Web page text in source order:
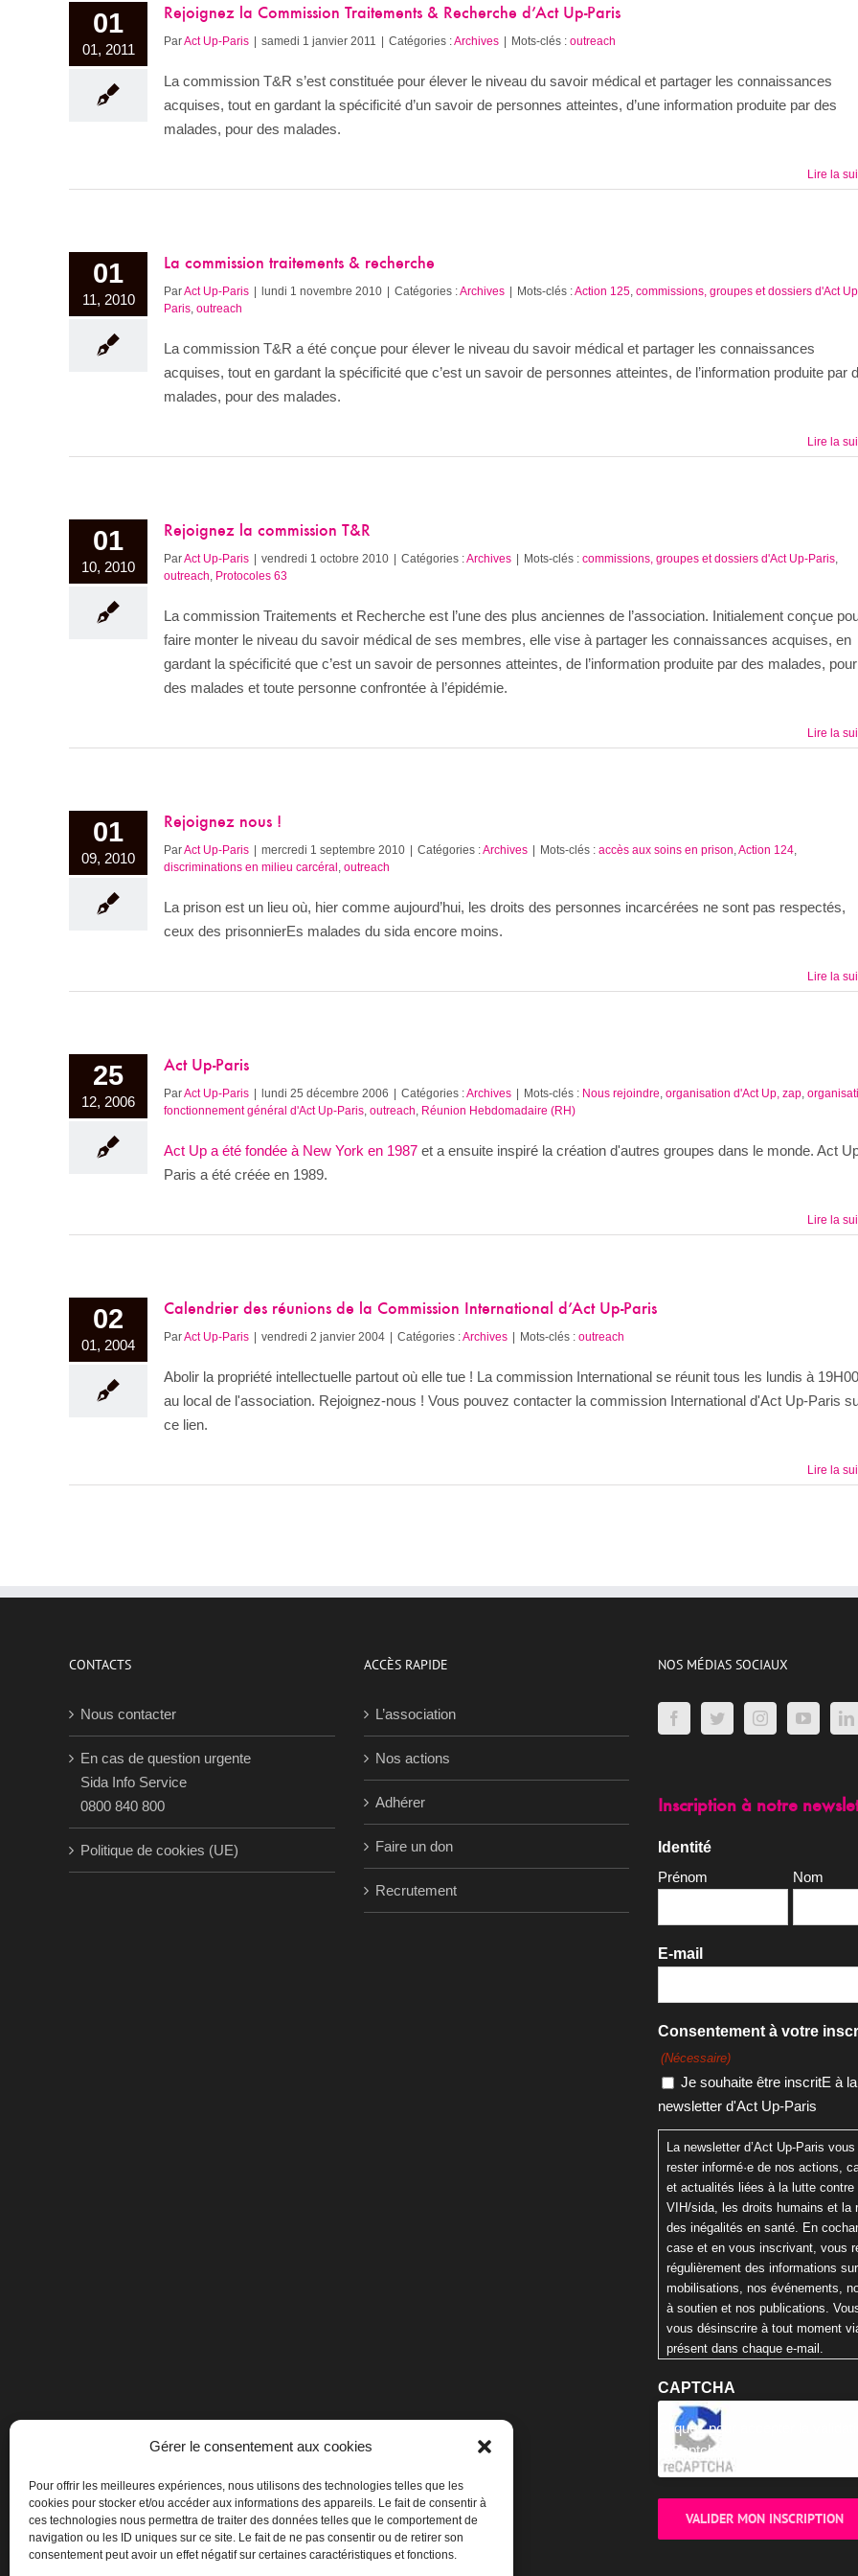
Gérer le consentement aux cookies
Pour offrir les meilleures expériences, nous utilisons des technologies telles que les
cookies pour stocker et/ou accéder aux informations des appareils. Le fait de consentir à
ces technologies nous permettra de traiter des données telles que le comportement de
navigation ou les ID uniques sur ce site. Le fait de ne pas consentir ou de retirer son
consentement peut avoir un effet négatif sur certaines caractéristiques et fonctions.
01
01, 2011
Rejoignez la Commission Traitements & Recherche d’Act Up-Paris
ParAct Up-Paris | samedi 1 janvier 2011 | Catégories :Archives | Mots-clés : outreach
La commission T&R s’est constituée pour élever le niveau du savoir médical et partager les connaissances
acquises, tout en gardant la spécificité d’un savoir de personnes atteintes, d’une information produite par des
malades, pour des malades.
Lire la
01
11, 2010
La commission traitements & recherche
ParAct Up-Paris | lundi 1 novembre 2010 | Catégories :Archives | Mots-clés :Action 125 commissions, groupes et dossiers d'Act
Paris outreach
La commission T&R a été conçue pour élever le niveau du savoir médical et partager les connaissances
acquises, tout en gardant la spécificité que c’est un savoir de personnes atteintes, de l’information produite par
malades, pour des malades.
Lire la
01
10, 2010
Rejoignez la commission T&R
ParAct Up-Paris | vendredi 1 octobre 2010 | Catégories :Archives | Mots-clés : commissions, groupes et dossiers d'Act Up-Paris
outreach Protocoles 63
La commission Traitements et Recherche est l’une des plus anciennes de l’association. Initialement conçue
faire monter le niveau du savoir médical de ses membres, elle vise à partager les connaissances acquises, en
gardant la spécificité que c’est un savoir de personnes atteintes, de l’information produite par des malades, pour
des malades et toute personne confrontée à l’épidémie.
Lire la
01
09, 2010
Rejoignez nous !
ParAct Up-Paris | mercredi 1 septembre 2010 | Catégories :Archives | Mots-clés : accès aux soins en prison Action 124
discriminations en milieu carcéral outreach
La prison est un lieu où, hier comme aujourd’hui, les droits des personnes incarcérées ne sont pas respectés,
ceux des prisonnierEs malades du sida encore moins.
Lire la
25
12, 2006
Act Up-Paris
ParAct Up-Paris | lundi 25 décembre 2006 | Catégories :Archives | Mots-clés : Nous rejoindre organisation d'Act Up, zap
fonctionnement général d'Act Up-Paris outreach Réunion Hebdomadaire (RH)
Act Up a été fondée à New York en 1987 et a ensuite inspiré la création d'autres groupes dans le monde. Act
Paris a été créée en 1989.
Lire la
02
01, 2004
Calendrier des réunions de la Commission International d’Act Up-Paris
ParAct Up-Paris | vendredi 2 janvier 2004 | Catégories :Archives | Mots-clés : outreach
Abolir la propriété intellectuelle partout où elle tue ! La commission International se réunit tous les lundis à 19H00
au local de l'association. Rejoignez-nous ! Vous pouvez contacter la commission International d'Act Up-Paris
ce lien.
Lire la
CONTACTS
Nous contacter
En cas de question urgente
Sida Info Service
0800 840 800
Politique de cookies (UE)
ACCÈS RAPIDE
L’association
Nos actions
Adhérer
Faire un don
Recrutement
NOS MÉDIAS SOCIAUX
Inscription à notre
Identité
Prénom
Nom
E-mail
Consentement à votre
(Nécessaire)
Je souhaite être inscritE à la
newsletter d'Act Up-Paris
La newsletter d’Act Up-Paris
rester informé·e de nos actions,
et actualités liées à la lutte contre
VIH/sida, les droits humains et la
des inégalités en santé. En
case et en vous inscrivant, vous
régulièrement des informations
mobilisations, nos événements,
à soutien et nos publications.
vous désinscrire à tout moment
présent dans chaque e-mail.
CAPTCHA
Cliquez pour accepter la
reCaptcha.